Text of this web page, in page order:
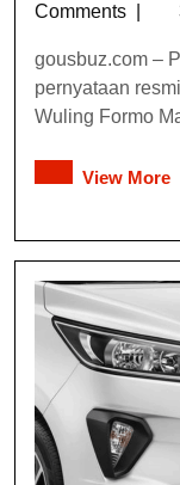
Comments
gousbuz.com –
pernyataan
Wuling Formo
View More